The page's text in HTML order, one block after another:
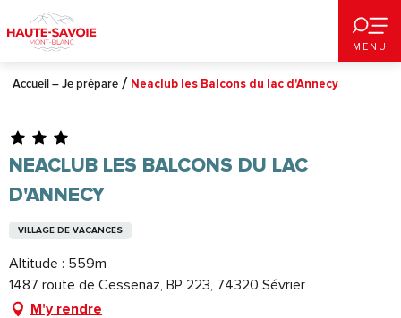
au
contenu
principal
MENU
Accueil – Je prépare Neaclub les Balcons du lac d'Annecy
NEACLUB LES BALCONS DU LAC
D'ANNECY
VILLAGE DE VACANCES
Altitude : 559m
1487 route de Cessenaz, BP 223, 74320 Sévrier
M'y rendre